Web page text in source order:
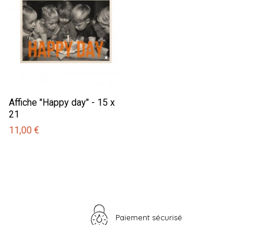
Affiche "Happy day" - 15 x
21
11,00 €
Paiement sécurisé